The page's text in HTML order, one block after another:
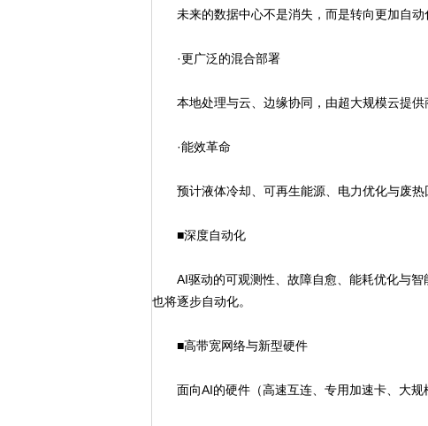
未来的数据中心不是消失，而是转向更加自动
·更广泛的混合部署
本地处理与云、边缘协同，由超大规模云提供
·能效革命
预计液体冷却、可再生能源、电力优化与废热
■深度自动化
AI驱动的可观测性、故障自愈、能耗优化与智
也将逐步自动化。
■高带宽网络与新型硬件
面向AI的硬件（高速互连、专用加速卡、大规